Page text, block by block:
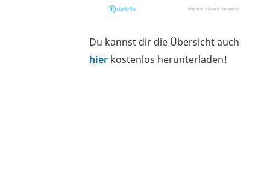
Du kannst dir die Übersicht auch
hier kostenlos herunterladen!